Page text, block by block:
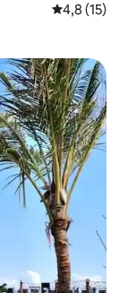
Évaluation
4,8 (15)